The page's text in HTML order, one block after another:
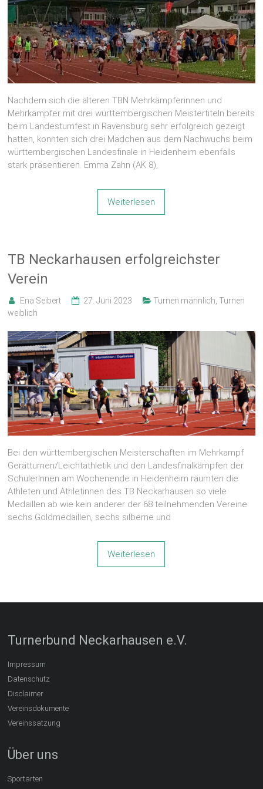
Nachdem sich die älteren TBN Mehrkämpferinnen und
Mehrkämpfer mit drei württembergischen Meistertiteln bereits
beim Landesturnfest in Ravensburg sehr erfolgreich gezeigt
hatten, konnten sich drei Mädchen aus dem Nachwuchs beim
württembergischen Landesfinale in Heidenheim ebenfalls
stark präsentieren. Emma Zahn (AK 8),
Weiterlesen
TB Neckarhausen erfolgreichster
Verein
Ena Seibert 27. Juni 2023 Turnen männlich Turnen
weiblich
Bei den württembergischen Meisterschaften im Mehrkampf
Gerätturnen/Leichtathletik und den Landesfinalkämpfen der
SchülerInnen am Wochenende in Heidenheim räumten die
Athleten und Athletinnen des TB Neckarhausen so viele
Medaillen ab wie kein anderer der 68 teilnehmenden Vereine:
sechs Goldmedaillen, sechs silberne und
Weiterlesen
Turnerbund Neckarhausen e.V.
Impressum
Datenschutz
Disclaimer
Vereinsdokumente
Vereinssatzung
Über uns
Sportarten